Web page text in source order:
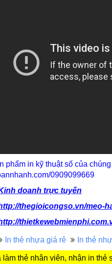
phẩm in kỹ thuật số của
0909099669
doanh trực tuyến
thegioicongso.vn/meo-
In thẻ nhựa giá rẻ In thẻ
làm thẻ nhân viên, nhận in